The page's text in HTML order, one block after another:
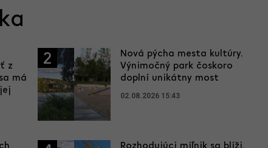
z
má
2
Nová pýcha mesta kultúry.
Výnimočný park čoskoro
doplní unikátny most
02.08.2026 15:43